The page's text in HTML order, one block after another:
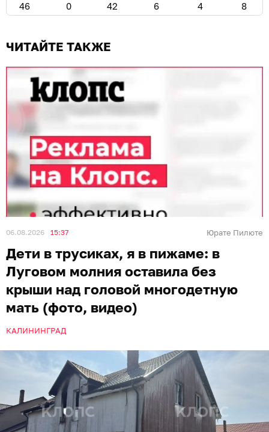
46 0 42 6 4 8
ЧИТАЙТЕ ТАКЖЕ
06.08.2026 15:37 Юрате Пилюте
Дети в трусиках, я в пижаме: в
Луговом молния оставила без
крыши над головой многодетную
мать (фото, видео)
КАЛИНИНГРАД